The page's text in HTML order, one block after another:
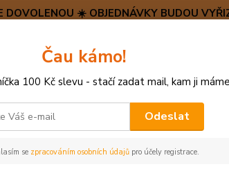
☀️ OBJEDNÁVKY BUDOU
Hledat
Čau kámo!
100 Kč slevu - stačí zadat mail, kam ji
Odeslat
se zpracováním osobních údajů pro účely registrace.